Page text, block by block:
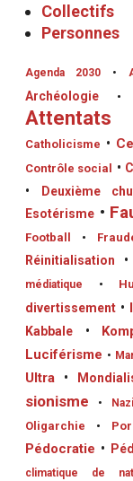
Collectifs
Personnes
Agenda 2030 •
Archéologie
•
Attentats
Catholicisme •
Contrôle social
•
• Deuxième
Esotérisme •
Football
•
Réinitialisation
•
médiatique
•
divertissement •
Kabbale
•
Luciférisme •
Ultra
•
sionisme
•
Oligarchie
•
Pédocratie •
climatique de